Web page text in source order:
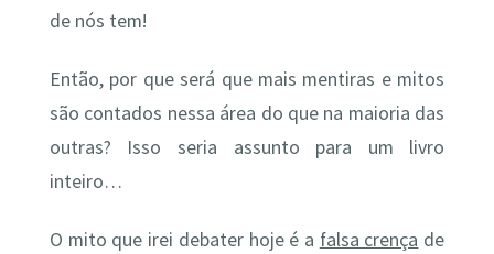
de nós tem!
Então, por que será que mais mentiras e mitos
são contados nessa área do que na maioria das
outras? Isso seria assunto para um livro
inteiro…
O mito que irei debater hoje é a falsa crença de